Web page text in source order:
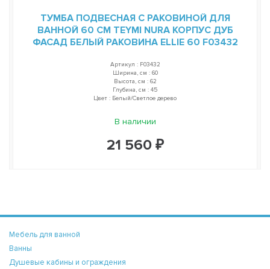
ТУМБА ПОДВЕСНАЯ С РАКОВИНОЙ ДЛЯ
ВАННОЙ 60 СМ TEYMI NURA КОРПУС ДУБ
ФАСАД БЕЛЫЙ РАКОВИНА ELLIE 60 F03432
Артикул : F03432
Ширина, см : 60
Высота, см : 62
Глубина, см : 45
Цвет : Белый/Светлое дерево
В наличии
21 560 ₽
Мебель для ванной
Ванны
Душевые кабины и ограждения